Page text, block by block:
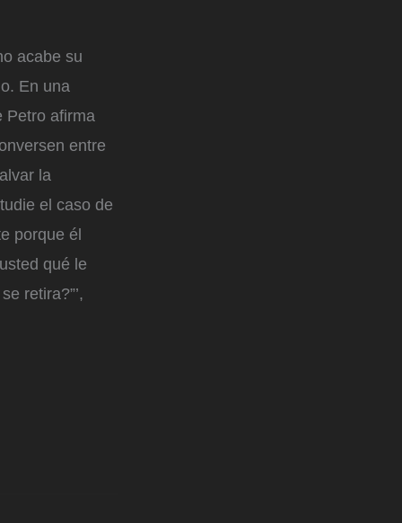
acabe su
En una
Petro afirma
entre
la
el caso de
porque él
qué le
retira?”’,